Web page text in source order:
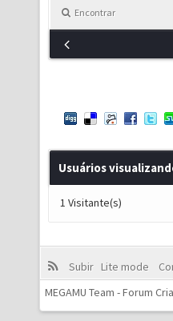
Encontrar
Usuários
1 Visitante(s)
Subir Lite mode
MEGAMU Team - Forum